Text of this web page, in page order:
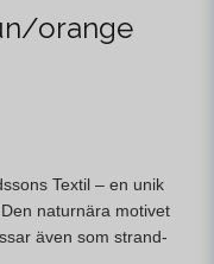
orange
Textil – en unik
naturnära motivet
även som strand-